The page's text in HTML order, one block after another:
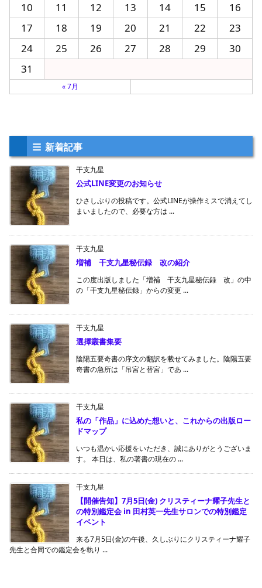
10
11 12 13 14 15
16
17
18 19 20 21 22
23
24
25 26 27 28 29
30
31
« 7月
新着記事
干支九星
公式LINE変更のお知らせ
ひさしぶりの投稿です。公式LINEが操作ミスで消えてし
まいましたので、必要な方は ...
干支九星
増補 干支九星秘伝録 改の紹介
この度出版しました「増補 干支九星秘伝録 改」の中
の「干支九星秘伝録」からの変更 ...
干支九星
選擇叢書集要
陰陽五要奇書の序文の翻訳を載せてみました。陰陽五要
奇書の急所は「吊宮と替宮」であ ...
干支九星
私の「作品」に込めた想いと、これからの出版ロー
ドマップ
いつも温かい応援をいただき、誠にありがとうございま
す。 本日は、私の著書の現在の ...
干支九星
【開催告知】7月5日(金) クリスティーナ耀子先生と
の特別鑑定会 in 田村英一先生サロンでの特別鑑定
イベント
来る7月5日(金)の午後、久しぶりにクリスティーナ耀子
先生と合同での鑑定会を執り ...